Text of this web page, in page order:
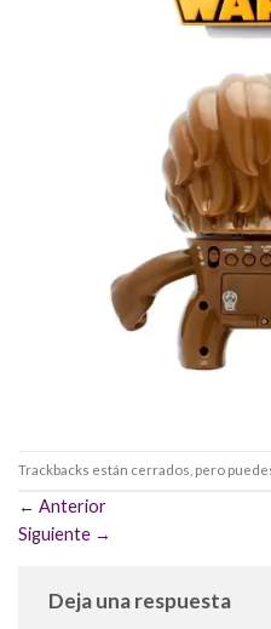
Trackbacks están cerrados, pero
← Anterior
Siguiente →
Deja una respuesta